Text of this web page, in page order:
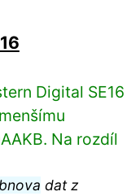
Digital SE16
Na rozdíl
dat z